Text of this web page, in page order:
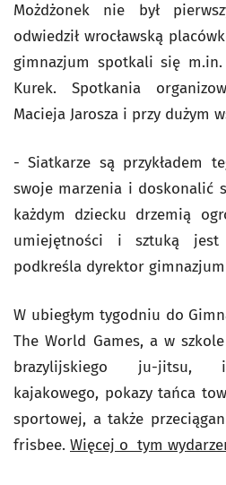
Możdżonek nie był
odwiedził wrocławską
gimnazjum spotkali się m.in.
Kurek. Spotkania
Macieja Jarosza i przy dużym
- Siatkarze są przykładem
swoje marzenia i doskonalić
każdym dziecku drzemią
umiejętności i sztuką
podkreśla dyrektor
W ubiegłym tygodniu do
The World Games, a w
brazylijskiego ju-jitsu,
kajakowego, pokazy tańca
sportowej, a także
frisbee. Więcej o tym